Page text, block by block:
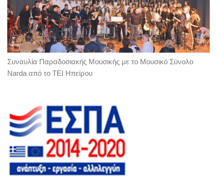
Συναυλία Παραδοσιακής Μουσικής με το Μουσικό Σύνολο
Narda από το ΤΕΙ Ηπείρου